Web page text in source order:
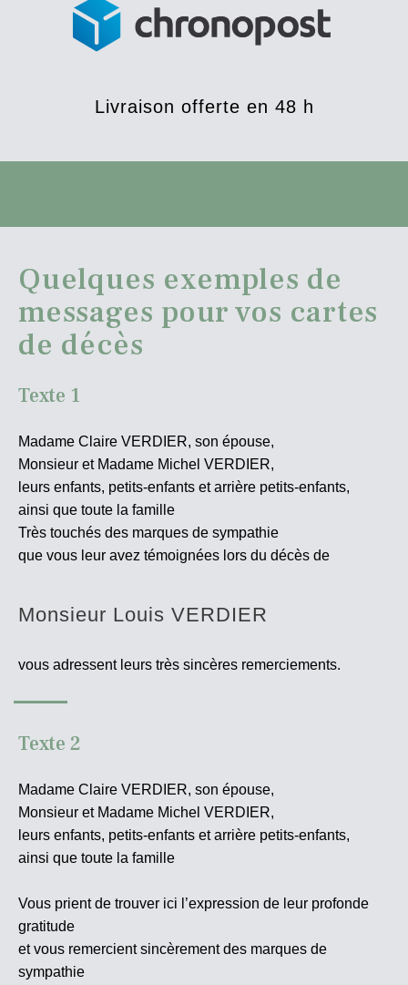
Livraison offerte en 48 h
Quelques exemples de
messages pour vos cartes
de décès
Texte 1
Madame Claire VERDIER, son épouse,
Monsieur et Madame Michel VERDIER,
leurs enfants, petits-enfants et arrière petits-enfants,
ainsi que toute la famille
Très touchés des marques de sympathie
que vous leur avez témoignées lors du décès de
Monsieur Louis VERDIER
vous adressent leurs très sincères remerciements.
Texte 2
Madame Claire VERDIER, son épouse,
Monsieur et Madame Michel VERDIER,
leurs enfants, petits-enfants et arrière petits-enfants,
ainsi que toute la famille
Vous prient de trouver ici l’expression de leur profonde
gratitude
et vous remercient sincèrement des marques de
sympathie